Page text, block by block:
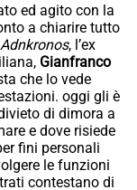
ed agito con la
a chiarire tutto
Adnkronos, l’ex
Gianfranco
che lo vede
oggi gli è
di dimora a
e dove risiede
fini personali
le funzioni
contestano di